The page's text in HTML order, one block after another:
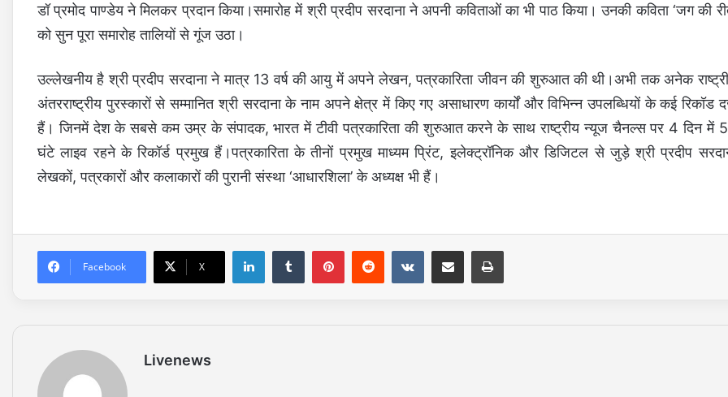
डॉ प्रमोद पाण्डेय ने मिलकर प्रदान किया।समारोह में श्री प्रदीप सरदाना ने अपनी कविताओं का भी पाठ किया। उनकी कविता ‘जग की
को सुन पूरा समारोह तालियों से गूंज उठा।
उल्लेखनीय है श्री प्रदीप सरदाना ने मात्र 13 वर्ष की आयु में अपने लेखन, पत्रकारिता जीवन की शुरुआत की थी।अभी तक अनेक
अंतरराष्ट्रीय पुरस्कारों से सम्मानित श्री सरदाना के नाम अपने क्षेत्र में किए गए असाधारण कार्यों और विभिन्न उपलब्धियों के कई रिकॉड
हैं। जिनमें देश के सबसे कम उम्र के संपादक, भारत में टीवी पत्रकारिता की शुरुआत करने के साथ राष्ट्रीय न्यूज चैनल्स पर 4 दिन में
घंटे लाइव रहने के रिकॉर्ड प्रमुख हैं।पत्रकारिता के तीनों प्रमुख माध्यम प्रिंट, इलेक्ट्रॉनिक और डिजिटल से जुड़े श्री प्रदीप
लेखकों, पत्रकारों और कलाकारों की पुरानी संस्था ‘आधारशिला’ के अध्यक्ष भी हैं।
Facebook X
Livenews